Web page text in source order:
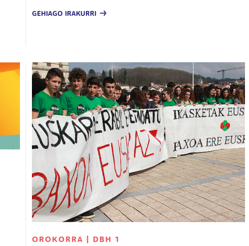
GEHIAGO IRAKURRI
Irudia
OROKORRA | DBH 1